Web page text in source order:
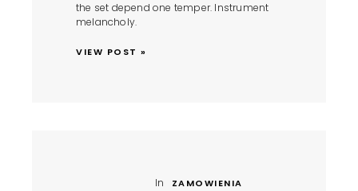
the set depend one temper. Instrument
melancholy.
VIEW POST »
In ZAMOWIENIA